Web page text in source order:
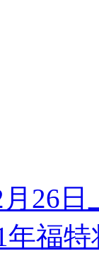
26
年福